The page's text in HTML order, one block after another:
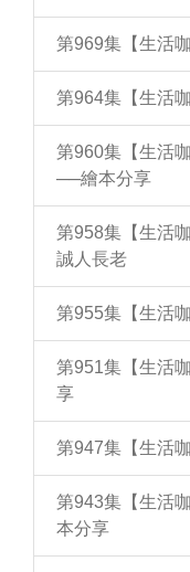
第969集【生活
第964集【生活
第960集【生活
──繪本分享
第958集【生活
誠人長老
第955集【生活
第951集【生活
享
第947集【生活
第943集【生活
本分享